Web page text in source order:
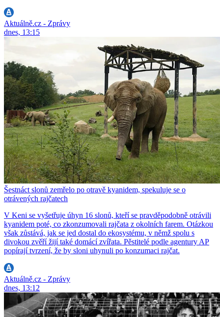
Aktuálně.cz - Zprávy
dnes, 13:15
Šestnáct slonů zemřelo po otravě kyanidem, spekuluje se o
otrávených rajčatech
V Keni se vyšetřuje úhyn 16 slonů, kteří se pravděpodobně otrávili
kyanidem poté, co zkonzumovali rajčata z okolních farem. Otázkou
však zůstává, jak se jed dostal do ekosystému, v němž spolu s
divokou zvěří žijí také domácí zvířata. Pěstitelé podle agentury AP
popírají tvrzení, že by sloni uhynuli po konzumaci rajčat.
Aktuálně.cz - Zprávy
dnes, 13:12